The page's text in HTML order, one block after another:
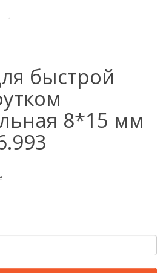
быстрой
8*15 мм